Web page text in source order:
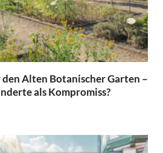
Alten Botanischer Garten –
als Kompromiss?